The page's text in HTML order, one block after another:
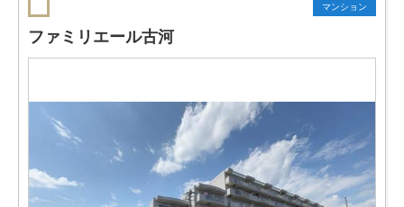
マンション
ファミリエール古河